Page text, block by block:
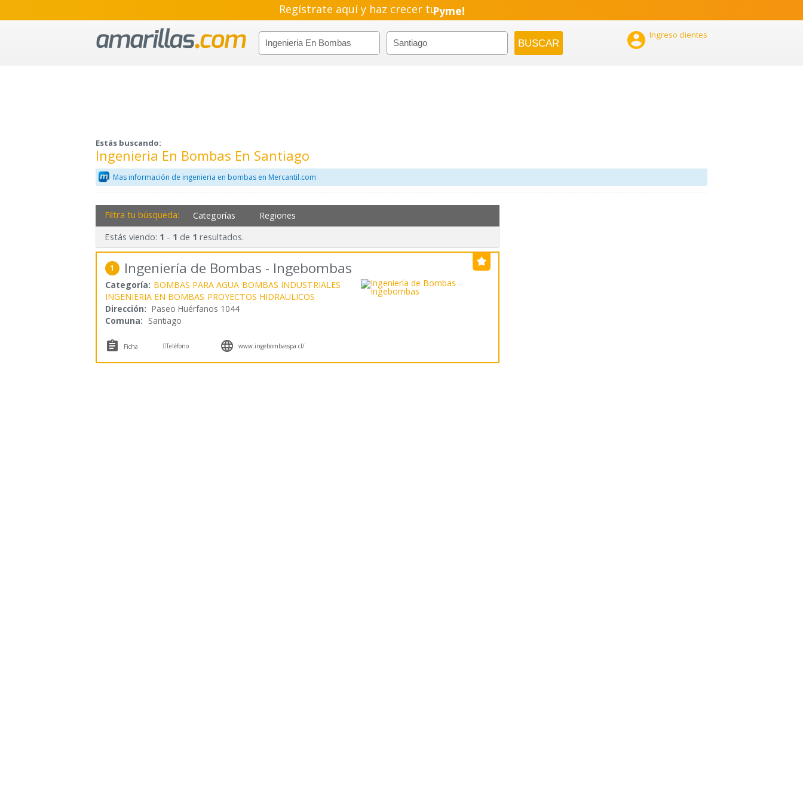
Regístrate aquí y haz crecer tuEmprendimiento!
 Ingreso clientes
Estás buscando:
Ingenieria En Bombas En Santiago
Mas información de ingenieria en bombas en Mercantil.com
Filtra tu búsqueda: Categorías Regiones
Estás viendo: 1 - 1 de 1 resultados.
1 Ingeniería de Bombas - Ingebombas
Categoría: BOMBAS PARA AGUA BOMBAS INDUSTRIALES
INGENIERIA EN BOMBAS PROYECTOS HIDRAULICOS
Dirección: Paseo Huérfanos 1044
Comuna: Santiago
 Ficha Teléfono  www.ingebombasspa.cl/